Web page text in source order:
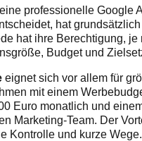
professionelle Google
hat
hat ihre Berechtigung, je
Budget und
eignet sich vor allem für
mit einem
Euro monatlich und
Marketing-Team. Der
Kontrolle und kurze